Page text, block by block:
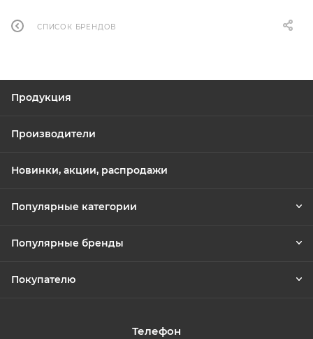
СПИСОК БРЕНДОВ
Продукция
Производители
Новинки, акции, распродажи
Популярные категории
Популярные бренды
Покупателю
Телефон